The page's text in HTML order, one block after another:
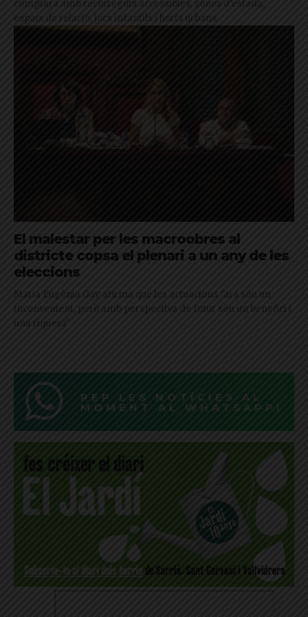
comptarà amb recorreguts accessibles, zones d’estada,
espais de relació, jocs infantils i horts urbans
El malestar per les macroobres al
districte copsa el plenari a un any de les
eleccions
Maria Eugènia Gay afirma que les actuacions "ara són un
inconvenient, però amb perspectiva de futur són un benefici i
una riquesa"
REP LES NOTÍCIES AL
MOMENT AL WHATSAPP!